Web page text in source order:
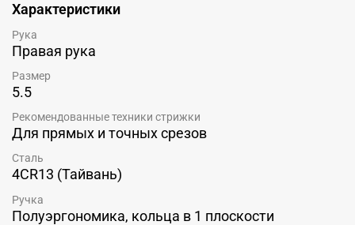
Характеристики
Рука
Правая рука
Размер
5.5
Рекомендованные техники стрижки
Для прямых и точных срезов
Сталь
4CR13 (Тайвань)
Ручка
Полуэргономика, кольца в 1 плоскости